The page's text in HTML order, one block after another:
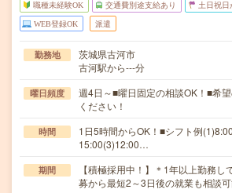
職種未経験OK 交通費別途支給あり 土日祝日
WEB登録OK 派遣
勤務地
茨城県古河市
古河駅から---分
曜日頻度
週4日～■曜日固定の相談OK！■希
ください！
時間
1日5時間からOK！■シフト例
15:00(3)12:00…
期間
【積極採用中！】＊1年以上勤務し
募から最短2～3日後の就業も相談可